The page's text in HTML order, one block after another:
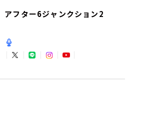
アフター6ジャンクション2